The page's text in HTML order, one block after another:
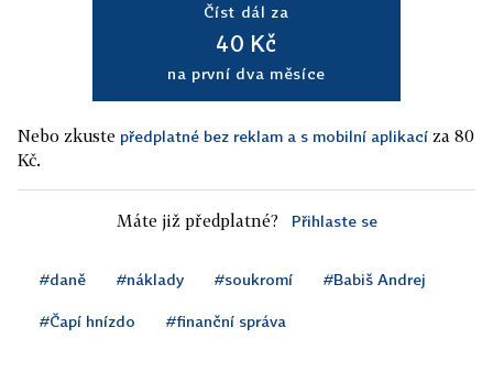
Číst dál za
40 Kč
na první dva měsíce
Nebo zkuste předplatné bez reklam a s mobilní aplikací za 80
Kč.
Máte již předplatné? Přihlaste se
#daně #náklady #soukromí #Babiš Andrej
#Čapí hnízdo #finanční správa